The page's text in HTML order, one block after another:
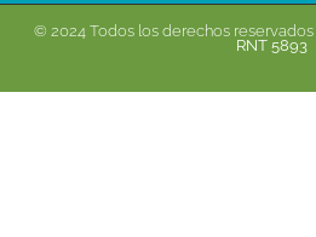
© 2024 Todos los derechos reservados |
RNT 5893